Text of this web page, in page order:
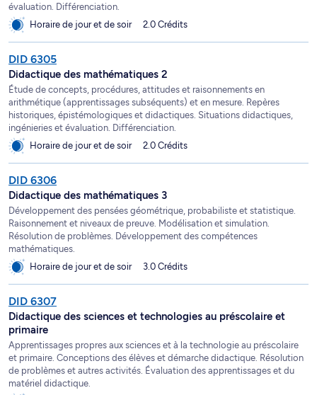
évaluation. Différenciation.
Horaire de jour et de soir
2.0 Crédits
DID 6305
Didactique des mathématiques 2
Étude de concepts, procédures, attitudes et raisonnements en
arithmétique (apprentissages subséquents) et en mesure. Repères
historiques, épistémologiques et didactiques. Situations didactiques,
ingénieries et évaluation. Différenciation.
Horaire de jour et de soir
2.0 Crédits
DID 6306
Didactique des mathématiques 3
Développement des pensées géométrique, probabiliste et statistique.
Raisonnement et niveaux de preuve. Modélisation et simulation.
Résolution de problèmes. Développement des compétences
mathématiques.
Horaire de jour et de soir
3.0 Crédits
DID 6307
Didactique des sciences et technologies au préscolaire et
primaire
Apprentissages propres aux sciences et à la technologie au préscolaire
et primaire. Conceptions des élèves et démarche didactique. Résolution
de problèmes et autres activités. Évaluation des apprentissages et du
matériel didactique.